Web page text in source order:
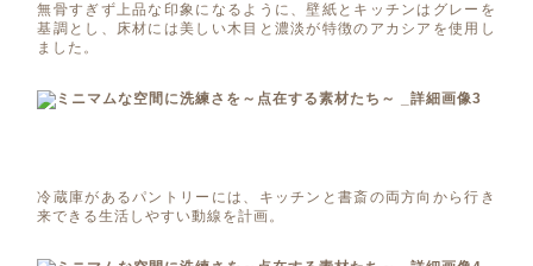
無骨すぎず上品な印象になるように、壁紙とキッチンはグレーを
基調とし、床材には美しい木目と濃淡が特徴のアカシアを使用し
ました。
冷蔵庫があるパントリーには、キッチンと書斎の両方向から行き
来できる生活しやすい動線を計画。